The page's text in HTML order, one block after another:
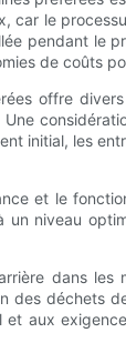
le
pendant le
de coûts
offre
initial, les
et le
niveau
dans
déchets
et aux